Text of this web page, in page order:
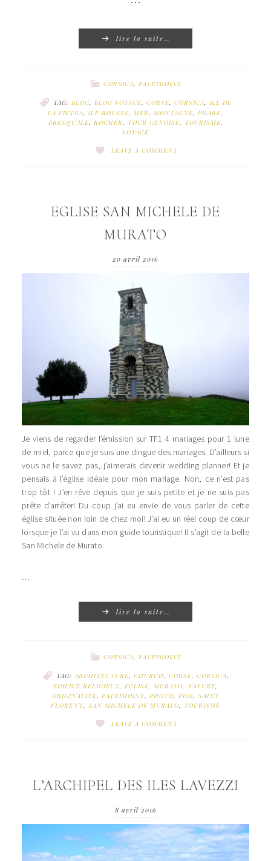
lire la suite…
CORSICA PATRIMOINE
TAG: BLOG BLOG VOYAGE CORSE CORSICA
ILE DE
LA PIETRA
ILE ROUSSE MER MONTAGNE PHARE
PRESQU'ILE, ROCHER TOUR GENOISE, TOURISME,
VOYAGE
LEAVE A COMMENT
EGLISE SAN MICHELE DE
MURATO
20 avril 2016
Je viens de regarder l’émission sur TF1 4 mariages pour 1 lune
de miel, parce que je suis une dingue des mariages. D’ailleurs si
vous ne le savez pas, j’aimerais devenir wedding planner! Et je
pensais à l’église idéale pour mon mariage. Non, ce n’est pas
trop tôt ! J’en rêve depuis que je suis petite et je ne suis pas
prête d’arrêter! Du coup j’ai eu envie de vous parler de cette
église située non loin de chez moi! J’ai eu un réel coup de cœur
lorsque je l’ai vu dans mon guide touristique! Il s’agit de la belle
San Michele de Murato.
…
lire la suite…
CORSICA PATRIMOINE
TAG: ARCHITECTURE, CHURCH CORSE, CORSICA
EDIFICE RELIGIEUX EGLISE MURATO NATURE
ORIGINALITE, PATRIMOINE, PHOTO PISE, SAINT
FLORENT SAN MICHELE DE MURATO TOURISME
LEAVE A COMMENT
L’ARCHIPEL DES ILES LAVEZZI
8 avril 2016